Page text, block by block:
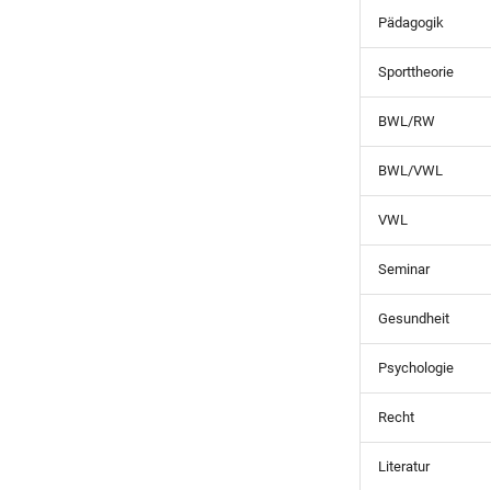
Pädagogik
Sporttheorie
BWL/RW
BWL/VWL
VWL
Seminar
Gesundheit
Psychologie
Recht
Literatur